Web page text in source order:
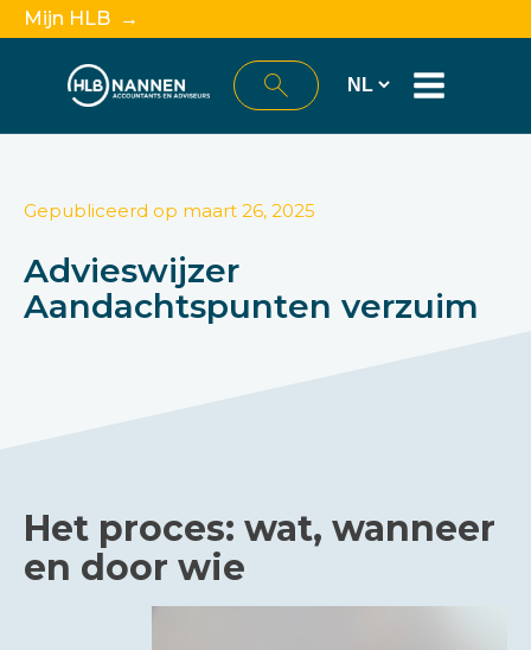
Mijn HLB →
Gepubliceerd op maart 26, 2025
Advieswijzer
Aandachtspunten verzuim
Het proces: wat, wanneer
en door wie